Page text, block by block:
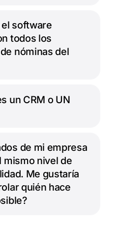
software
todos los
nóminas del
un CRM o UN
de mi empresa
mismo nivel de
Me gustaría
quién hace